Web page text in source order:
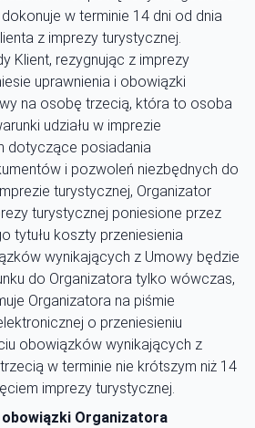
w terminie 14 dni od dnia
z imprezy turystycznej.
Klient, rezygnując z imprezy
uprawnienia i obowiązki
na osobę trzecią, która to osoba
udziału w imprezie
dotyczące posiadania
i pozwoleń niezbędnych do
turystycznej, Organizator
turystycznej poniesione przez
tytułu koszty przeniesienia
wynikających z Umowy będzie
do Organizatora tylko wówczas,
Organizatora na piśmie
o przeniesieniu
obowiązków wynikających z
w terminie nie krótszym niż 14
imprezy turystycznej.
obowiązki Organizatora